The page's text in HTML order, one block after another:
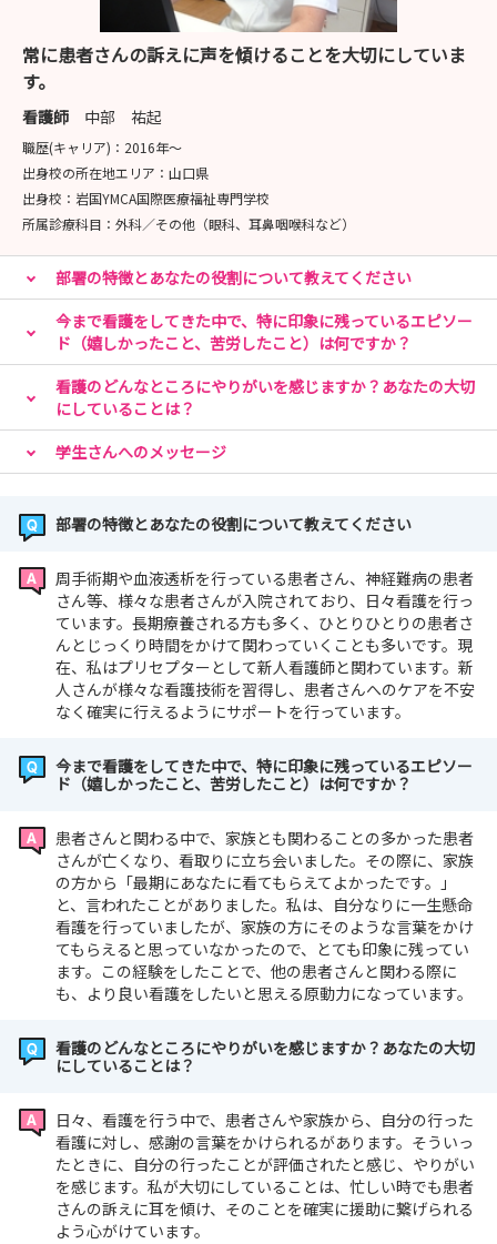
常に患者さんの訴えに声を傾けることを大切にしていま
す。
看護師 中部 祐起
職歴(キャリア)： 2016年〜
出身校の所在地エリア： 山口県
出身校： 岩国YMCA国際医療福祉専門学校
所属診療科目： 外科／その他（眼科、耳鼻咽喉科など）
部署の特徴とあなたの役割について教えてください
今まで看護をしてきた中で、特に印象に残っているエピソー
ド（嬉しかったこと、苦労したこと）は何ですか？
看護のどんなところにやりがいを感じますか？あなたの大切
にしていることは？
学生さんへのメッセージ
部署の特徴とあなたの役割について教えてください
周手術期や血液透析を行っている患者さん、神経難病の患者
さん等、様々な患者さんが入院されており、日々看護を行っ
ています。長期療養される方も多く、ひとりひとりの患者さ
んとじっくり時間をかけて関わっていくことも多いです。現
在、私はプリセプターとして新人看護師と関わています。新
人さんが様々な看護技術を習得し、患者さんへのケアを不安
なく確実に行えるようにサポートを行っています。
今まで看護をしてきた中で、特に印象に残っているエピソー
ド（嬉しかったこと、苦労したこと）は何ですか？
患者さんと関わる中で、家族とも関わることの多かった患者
さんが亡くなり、看取りに立ち会いました。その際に、家族
の方から「最期にあなたに看てもらえてよかったです。」
と、言われたことがありました。私は、自分なりに一生懸命
看護を行っていましたが、家族の方にそのような言葉をかけ
てもらえると思っていなかったので、とても印象に残ってい
ます。この経験をしたことで、他の患者さんと関わる際に
も、より良い看護をしたいと思える原動力になっています。
看護のどんなところにやりがいを感じますか？あなたの大切
にしていることは？
日々、看護を行う中で、患者さんや家族から、自分の行った
看護に対し、感謝の言葉をかけられるがあります。そういっ
たときに、自分の行ったことが評価されたと感じ、やりがい
を感じます。私が大切にしていることは、忙しい時でも患者
さんの訴えに耳を傾け、そのことを確実に援助に繋げられる
よう心がけています。